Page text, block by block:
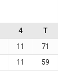
4
T
11
71
11 59